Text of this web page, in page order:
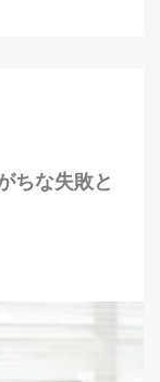
ちな失敗と